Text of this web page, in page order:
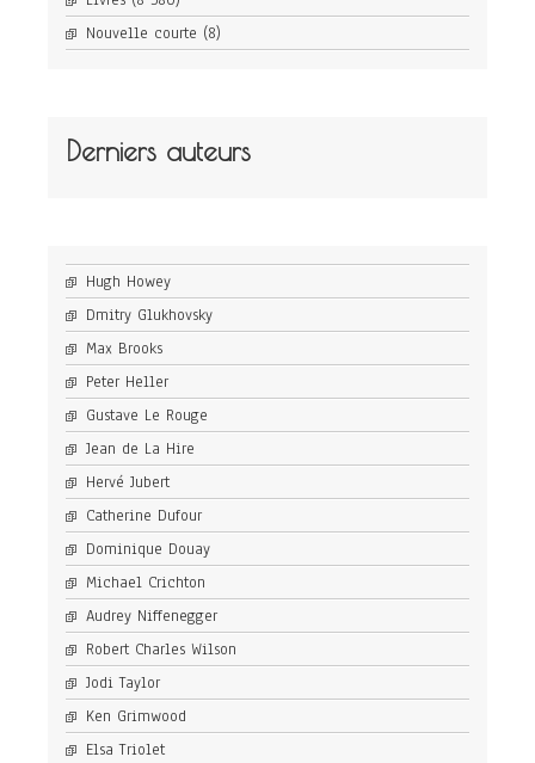
Nouvelle courte (8)
Derniers auteurs
Hugh Howey
Dmitry Glukhovsky
Max Brooks
Peter Heller
Gustave Le Rouge
Jean de La Hire
Hervé Jubert
Catherine Dufour
Dominique Douay
Michael Crichton
Audrey Niffenegger
Robert Charles Wilson
Jodi Taylor
Ken Grimwood
Elsa Triolet